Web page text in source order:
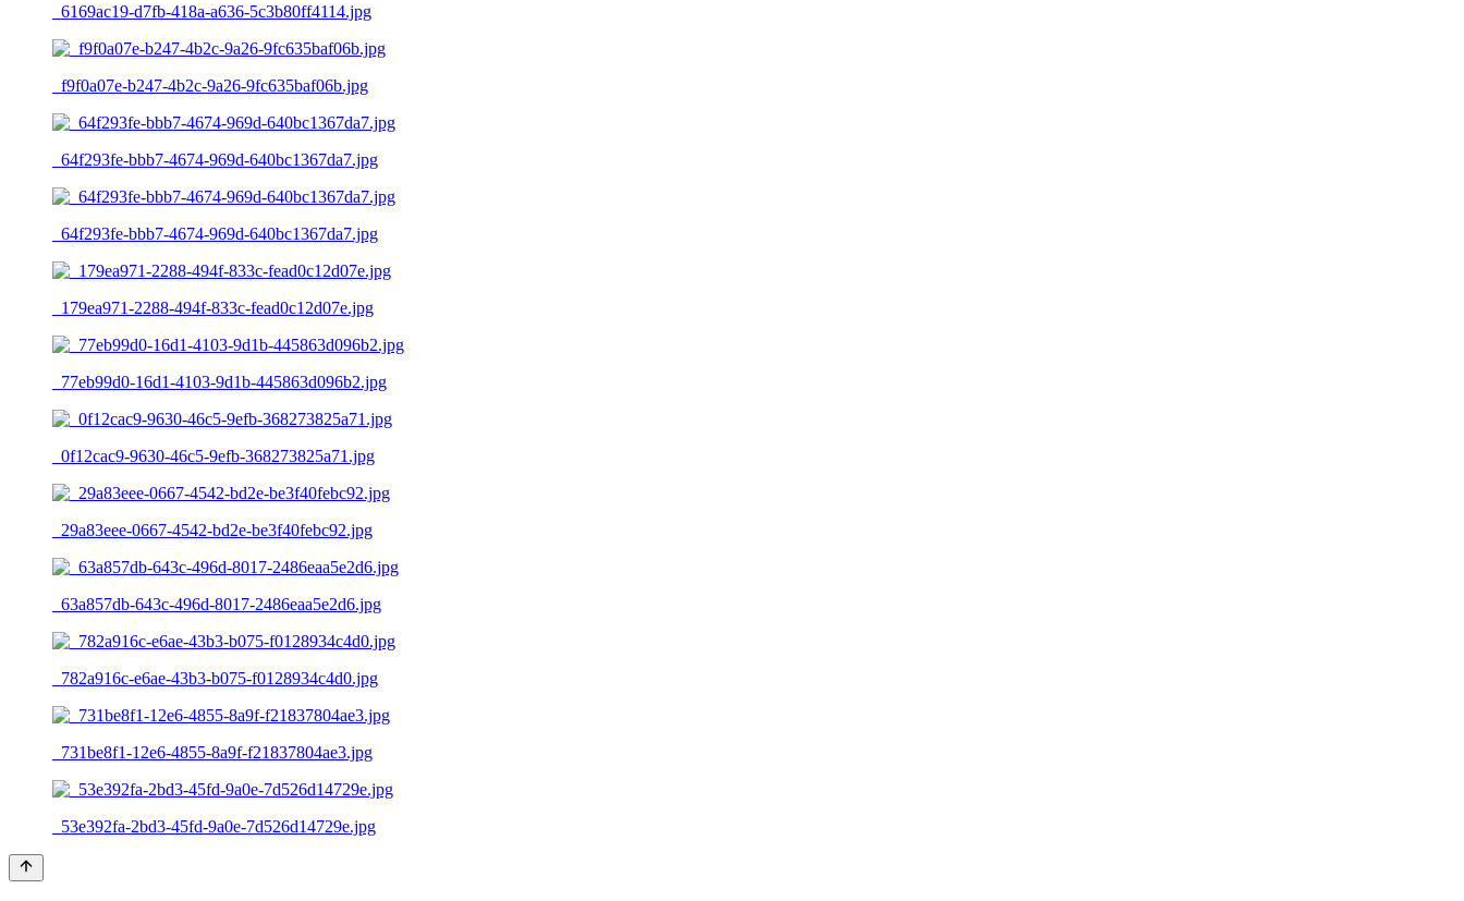
_6169ac19-d7fb-418a-a636-5c3b80ff4114.jpg
_f9f0a07e-b247-4b2c-9a26-9fc635baf06b.jpg
_64f293fe-bbb7-4674-969d-640bc1367da7.jpg
_64f293fe-bbb7-4674-969d-640bc1367da7.jpg
_179ea971-2288-494f-833c-fead0c12d07e.jpg
_77eb99d0-16d1-4103-9d1b-445863d096b2.jpg
_0f12cac9-9630-46c5-9efb-368273825a71.jpg
_29a83eee-0667-4542-bd2e-be3f40febc92.jpg
_63a857db-643c-496d-8017-2486eaa5e2d6.jpg
_782a916c-e6ae-43b3-b075-f0128934c4d0.jpg
_731be8f1-12e6-4855-8a9f-f21837804ae3.jpg
_53e392fa-2bd3-45fd-9a0e-7d526d14729e.jpg